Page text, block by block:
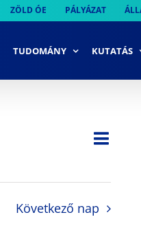
ZÖLD ÓE PÁLYÁZAT
TUDOMÁNY KUTATÁS
Nap
Következő nap